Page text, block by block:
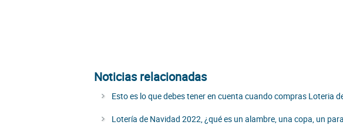
Noticias relacionadas
Esto es lo que debes tener en cuenta cuando compras Loteria
Lotería de Navidad 2022, ¿qué es un alambre, una copa, un